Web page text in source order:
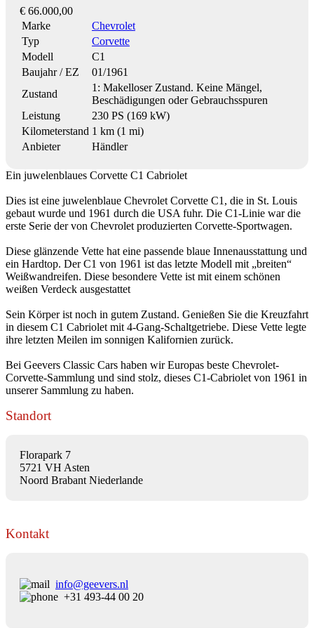
€ 66.000,00
Marke
Chevrolet
Typ
Corvette
Modell
C1
Baujahr / EZ
01/1961
Zustand
1: Makelloser Zustand. Keine Mängel,
Beschädigungen oder Gebrauchsspuren
Leistung
230 PS (169 kW)
Kilometerstand 1 km (1 mi)
Anbieter
Händler
Ein juwelenblaues Corvette C1 Cabriolet
Dies ist eine juwelenblaue Chevrolet Corvette C1, die in St. Louis
gebaut wurde und 1961 durch die USA fuhr. Die C1-Linie war die
erste Serie der von Chevrolet produzierten Corvette-Sportwagen.
Diese glänzende Vette hat eine passende blaue Innenausstattung und
ein Hardtop. Der C1 von 1961 ist das letzte Modell mit „breiten“
Weißwandreifen. Diese besondere Vette ist mit einem schönen
weißen Verdeck ausgestattet
Sein Körper ist noch in gutem Zustand. Genießen Sie die Kreuzfahrt
in diesem C1 Cabriolet mit 4-Gang-Schaltgetriebe. Diese Vette legte
ihre letzten Meilen im sonnigen Kalifornien zurück.
Bei Geevers Classic Cars haben wir Europas beste Chevrolet-
Corvette-Sammlung und sind stolz, dieses C1-Cabriolet von 1961 in
unserer Sammlung zu haben.
Standort
Florapark 7
5721 VH Asten
Noord Brabant Niederlande
Kontakt
info@geevers.nl
+31 493-44 00 20